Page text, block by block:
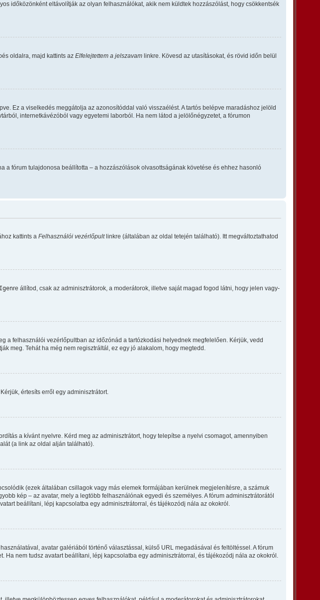
időközönként eltávolítják az olyan felhasználókat, akik nem küldtek hozzászólást, hogy csökkentsék
oldalra, majd kattints azElfelejtettem a jelszavam linkre. Kövesd az utasításokat, és rövid időn belül
Ez a viselkedés meggátolja az azonosítóddal való visszaélést. A tartós belépve maradáshoz jelöld
internetkávézóból vagy egyetemi laborból. Ha nem látod a jelölőnégyzetet, a fórumon
a fórum tulajdonosa beállította – a hozzászólások olvasottságának követése és ehhez hasonló
kattints aFelhasználói vezérlőpultlinkre (általában az oldal tetején található). Itt megváltoztathatod
Igenre állítod, csak az adminisztrátorok, a moderátorok, illetve saját magad fogod látni, hogy jelen vagy-
a felhasználói vezérlőpultban az időzónád a tartózkodási helyednek megfelelően. Kérjük, vedd
meg. Tehát ha még nem regisztráltál, ez egy jó alakalom, hogy megtedd.
értesíts erről egy adminisztrátort.
a kívánt nyelvre. Kérd meg az adminisztrátort, hogy telepítse a nyelvi csomagot, amennyiben
(a link az oldal alján található).
(ezek általában csillagok vagy más elemek formájában kerülnek megjelenítésre, a számuk
kép – az avatar, mely a legtöbb felhasználónak egyedi és személyes. A fórum adminisztrátorától
beállítani, lépj kapcsolatba egy adminisztrátorral, és tájékozódj nála az okokról.
avatar galériából történő választással, külső URL megadásával és feltöltéssel. A fórum
nem tudsz avatart beállítani, lépj kapcsolatba egy adminisztrátorral, és tájékozódj nála az okokról.